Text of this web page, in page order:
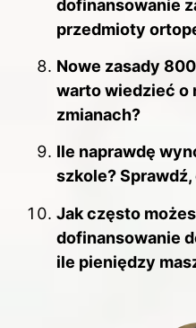
dofinansowanie
przedmioty
Nowe zasady
warto wiedzieć o
zmianach?
Ile naprawdę
szkole?
Jak często
dofinansowanie
ile pieniędzy